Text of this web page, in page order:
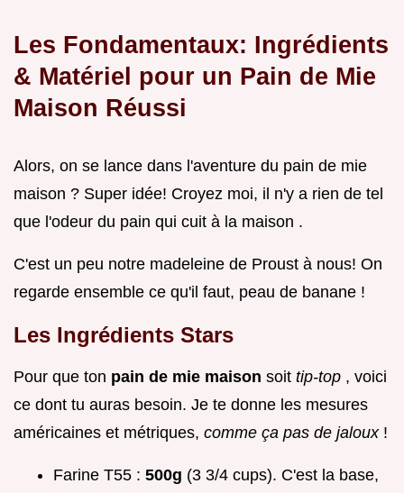
Les Fondamentaux: Ingrédients
& Matériel pour un Pain de Mie
Maison Réussi
Alors, on se lance dans l'aventure du pain de mie
maison ? Super idée! Croyez moi, il n'y a rien de tel
que l'odeur du pain qui cuit à la maison .
C'est un peu notre madeleine de Proust à nous! On
regarde ensemble ce qu'il faut, peau de banane !
Les Ingrédients Stars
Pour que ton pain de mie maison soit tip-top , voici
ce dont tu auras besoin. Je te donne les mesures
américaines et métriques, comme ça pas de jaloux !
Farine T55 : 500g (3 3/4 cups). C'est la base,